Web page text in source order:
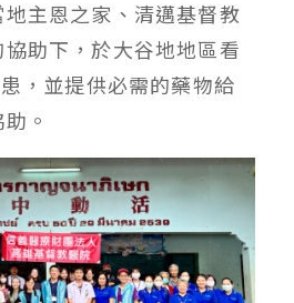
主恩之家、清邁基督教
助下，於大谷地地區看
，並提供必需的藥物給
。